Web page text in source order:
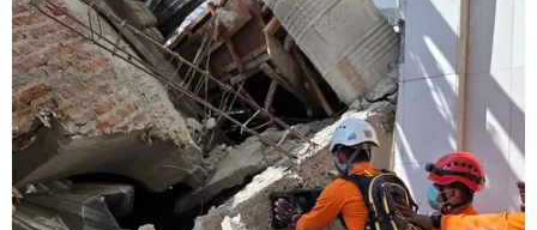
Campuchia hạn chế đi lại, số ca nhiễm
mới ở Singapore tăng nhanh
09/04/2020 13:25
Quyết định hạn chế đi lại ở Campuchia bắt đầu có hiệu